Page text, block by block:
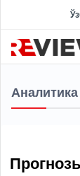
Аналитика